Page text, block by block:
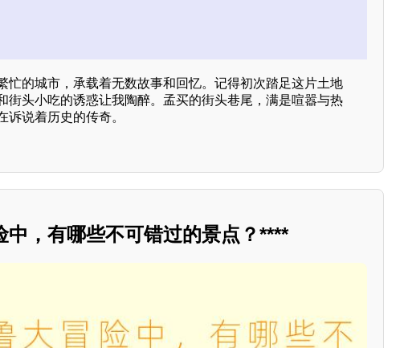
忙的城市，承载着无数故事和回忆。记得初次踏足这片土地
街头小吃的诱惑让我陶醉。孟买的街头巷尾，满是喧嚣与热
诉说着历史的传奇。
中，有哪些不可错过的景点？****